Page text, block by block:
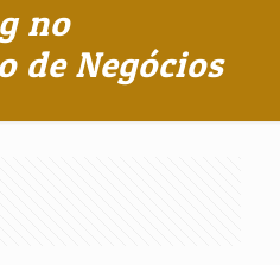
no
de Negócios